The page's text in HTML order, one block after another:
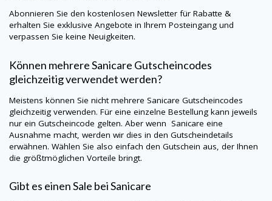
Abonnieren Sie den kostenlosen Newsletter für Rabatte &
erhalten Sie exklusive Angebote in Ihrem Posteingang und
verpassen Sie keine Neuigkeiten.
Können mehrereSanicare Gutscheincodes
gleichzeitig verwendet werden?
Meistens können Sie nicht mehrere Sanicare Gutscheincodes
gleichzeitig verwenden. Für eine einzelne Bestellung kann jeweils
nur ein Gutscheincode gelten. Aber wenn Sanicare eine
Ausnahme macht, werden wir dies in den Gutscheindetails
erwähnen. Wählen Sie also einfach den Gutschein aus, der Ihnen
die größtmöglichen Vorteile bringt.
Gibt es einen Sale beiSanicare